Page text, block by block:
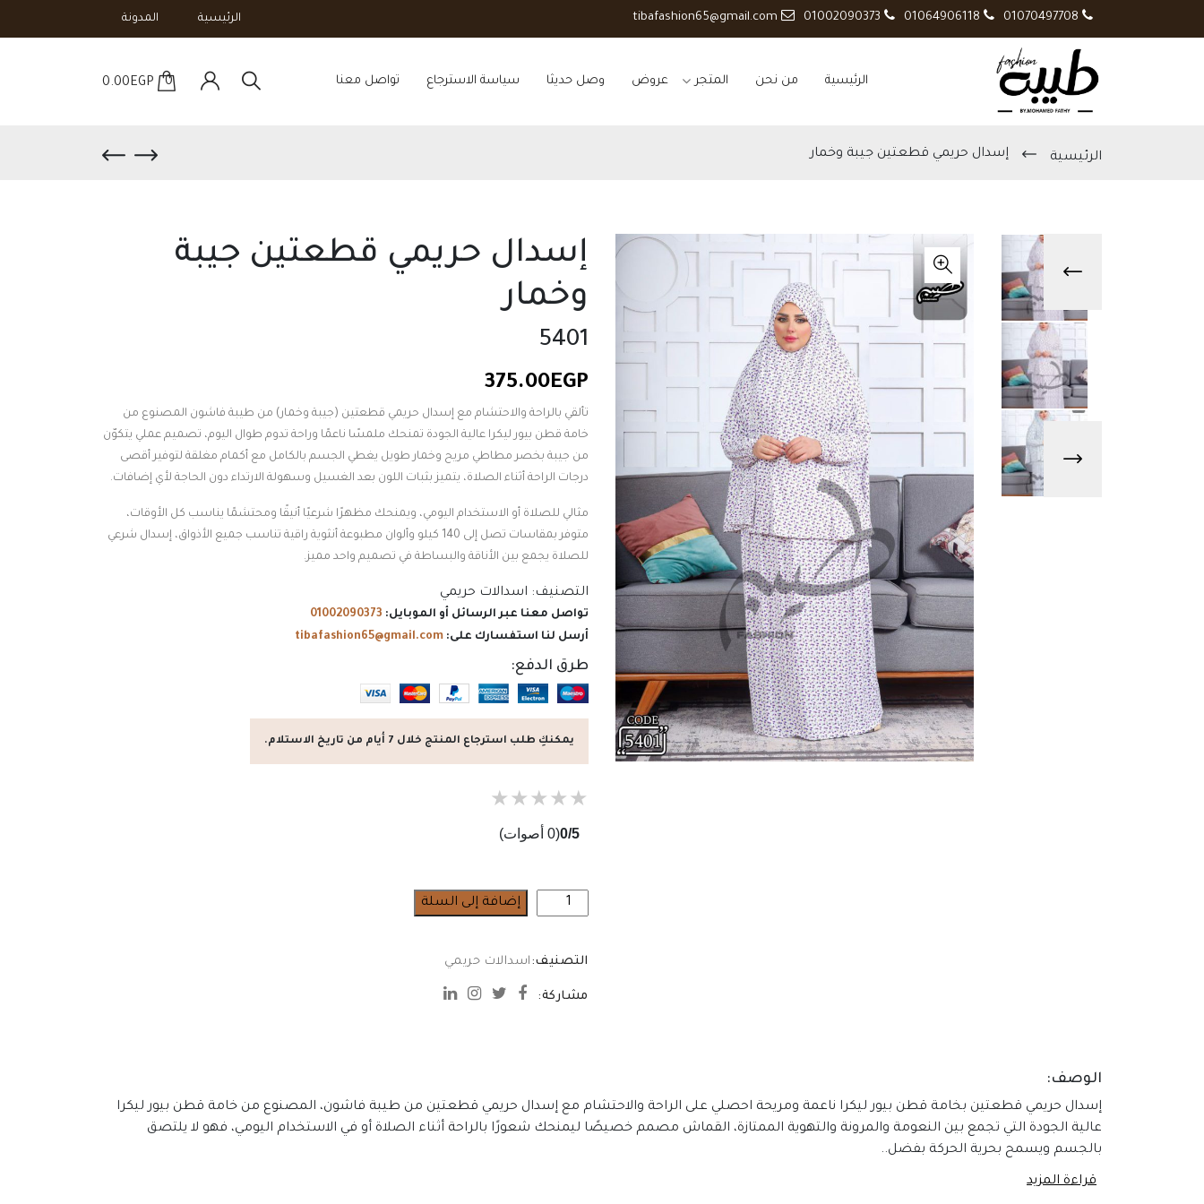
الرئيسية المدونة
الرئيسية من نحن المتجر عروض وصل حديثا سياسة الاسترجاع تواصل معنا 0
0.00EGP
الرئيسية إسدال حريمي قطعتين جيبة وخمار
إسدال حريمي قطعتين جيبة
وخمار
5401
375.00EGP
تألقي بالراحة والاحتشام مع إسدال حريمي قطعتين (جيبة وخمار) من طيبة فاشون المصنوع من
خامة قطن بيور ليكرا عالية الجودة تمنحك ملمسًا ناعمًا وراحة تدوم طوال اليوم، تصميم عملي يتكوّن
من جيبة بخصر مطاطي مريح وخمار طويل يغطي الجسم بالكامل مع أكمام مغلقة لتوفير أقصى
درجات الراحة أثناء الصلاة، يتميز بثبات اللون بعد الغسيل وسهولة الارتداء دون الحاجة لأي إضافات.
مثالي للصلاة أو الاستخدام اليومي، ويمنحك مظهرًا شرعيًا أنيقًا ومحتشمًا يناسب كل الأوقات،
متوفر بمقاسات تصل إلى 140 كيلو وألوان مطبوعة أنثوية راقية تناسب جميع الأذواق، إسدال شرعي
للصلاة يجمع بين الأناقة والبساطة في تصميم واحد مميز.
التصنيف: اسدالات حريمي
تواصل معنا عبر الرسائل أو الموبايل: 01002090373
أرسل لنا استفسارك على:tibafashion65@gmail.com
طرق الدفع:
يمكنكِ طلب استرجاع المنتج خلال 7 أيام من تاريخ الاستلام.
★
★
★
★
★
0/5(0 أصوات)
كمية
إسدال
قطعتين
وخمار
إضافة إلى السلة
التصنيف: اسدالات حريمي
مشاركة:
الوصف:
إسدال حريمي قطعتين بخامة قطن بيور ليكرا ناعمة ومريحة احصلي على الراحة والاحتشام مع إسدال حريمي قطعتين من طيبة فاشون، المصنوع من خامة قطن بيور ليكرا
عالية الجودة التي تجمع بين النعومة والمرونة والتهوية الممتازة، القماش مصمم خصيصًا ليمنحك شعورًا بالراحة أثناء الصلاة أو في الاستخدام اليومي، فهو لا يلتصق
بالجسم ويسمح بحرية الحركة بفضل..
قراءة المزيد